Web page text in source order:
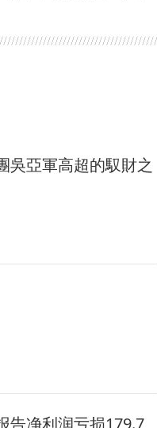
吳亞軍高超的馭財之
告净利润亏损179.7